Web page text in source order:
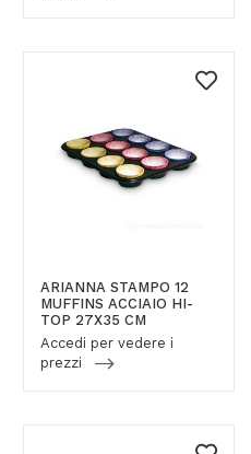
ARIANNA STAMPO 12
MUFFINS ACCIAIO HI-
TOP 27X35 CM
Accedi per vedere i
prezzi